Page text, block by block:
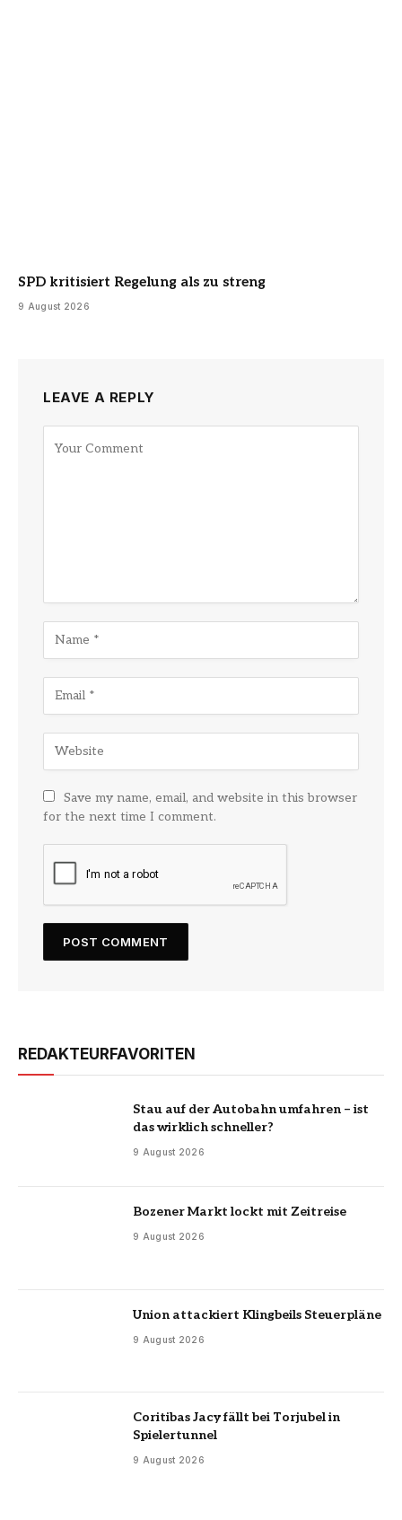
SPD kritisiert Regelung als zu streng
9 August 2026
LEAVE A REPLY
Save my name, email, and website in this browser
for the next time I comment.
REDAKTEURFAVORITEN
Stau auf der Autobahn umfahren – ist
das wirklich schneller?
9 August 2026
Bozener Markt lockt mit Zeitreise
9 August 2026
Union attackiert Klingbeils Steuerpläne
9 August 2026
Coritibas Jacy fällt bei Torjubel in
Spielertunnel
9 August 2026